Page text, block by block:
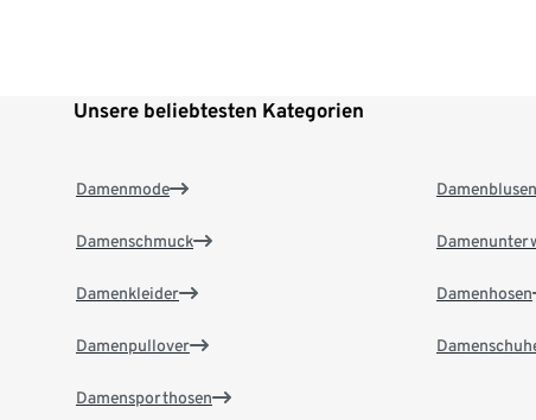
Unsere beliebtesten Kategorien
Damenmode
Damenschmuck
Damenkleider
Damenpullover
Damensporthosen
Damenblusen
Damenhosen